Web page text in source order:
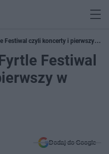
Festiwal czyli koncerty i pierwszy w
Festiwal
w
Dodaj do Google